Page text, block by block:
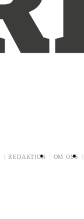
REDAKTION OM OSS